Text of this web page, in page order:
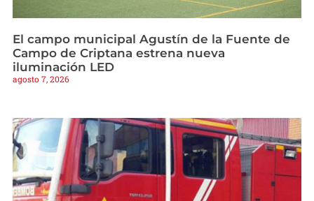
El campo municipal Agustín de la Fuente de
Campo de Criptana estrena nueva
iluminación LED
agosto 7, 2026